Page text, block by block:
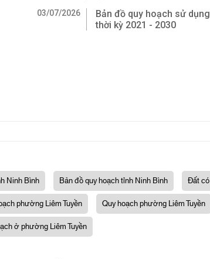
03/07/2026
Bản đồ quy hoạch sử
thời kỳ 2021 - 2030
Ninh Bình Bản đồ quy hoạch tỉnh Ninh Bình
Đất
phường Liêm Tuyền
Quy hoạch phường Liêm Tuyền
ở phường Liêm Tuyền